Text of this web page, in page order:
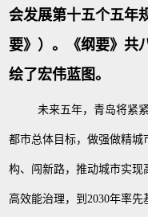
会发展第十五个五年
要》）。《纲要》共
绘了宏伟蓝图。
未来五年，青岛将紧
都市总体目标，做强做精
构、闯新路，推动城市实现
高效能治理，到2030年率